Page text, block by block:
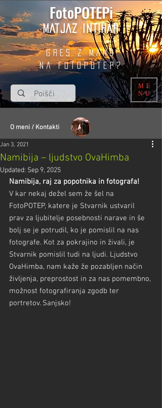
FotoPOTEPi
MATJAZ INTIHAR
GRES Z MANO
na fotopotep?
ME
NU
O meni / Kontakti
Namibija – ljudstvo OvaHimba
Jan 3, 2021
Updated: Sep 9, 2025
Namibija, raj za popotnika in fotografa!
V kar nekaj dežel sem že šel na
FotoPOTEP, katere je Stvarnik ustvaril
prav za ljubitelje posebnosti narave in še
bolj se je potrudil, ko je pomislil na nas
fotografe. Kot za pokrajino in živali, je
Stvarnik pomislil tudi na ljudi. Ljudstvo
OvaHimba, nam kaže že pozabljen način
življenja, preprostost in za nas pomembno,
možnost fotografiranja zgodb ter
portretov. Sanjsko!